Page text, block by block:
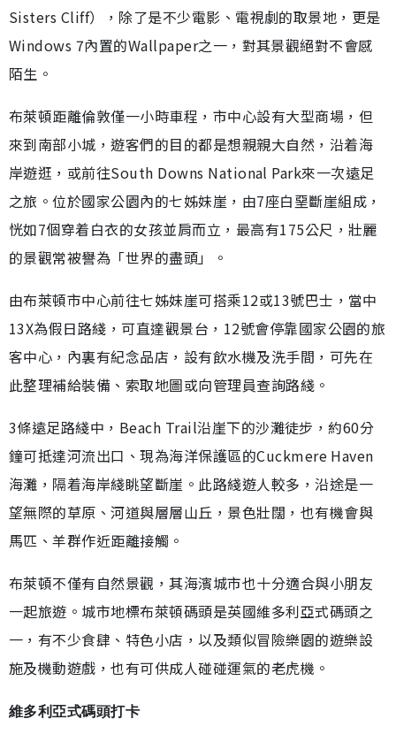
Sisters Cliff），除了是不少電影、電視劇的取景地，更是
Windows 7內置的Wallpaper之一，對其景觀絕對不會感
陌生。
布萊頓距離倫敦僅一小時車程，市中心設有大型商場，但
來到南部小城，遊客們的目的都是想親親大自然，沿着海
岸遊逛，或前往South Downs National Park來一次遠足
之旅。位於國家公園內的七姊妹崖，由7座白堊斷崖組成，
恍如7個穿着白衣的女孩並肩而立，最高有175公尺，壯麗
的景觀常被譽為「世界的盡頭」。
由布萊頓市中心前往七姊妹崖可搭乘12或13號巴士，當中
13X為假日路綫，可直達觀景台，12號會停靠國家公園的旅
客中心，內裏有紀念品店，設有飲水機及洗手間，可先在
此整理補給裝備、索取地圖或向管理員查詢路綫。
3條遠足路綫中，Beach Trail沿崖下的沙灘徒步，約60分
鐘可抵達河流出口、現為海洋保護區的Cuckmere Haven
海灘，隔着海岸綫眺望斷崖。此路綫遊人較多，沿途是一
望無際的草原、河道與層層山丘，景色壯闊，也有機會與
馬匹、羊群作近距離接觸。
布萊頓不僅有自然景觀，其海濱城市也十分適合與小朋友
一起旅遊。城市地標布萊頓碼頭是英國維多利亞式碼頭之
一，有不少食肆、特色小店，以及類似冒險樂園的遊樂設
施及機動遊戲，也有可供成人碰碰運氣的老虎機。
維多利亞式碼頭打卡